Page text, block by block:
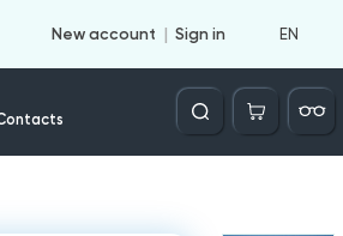
New account Sign in EN
Căutare